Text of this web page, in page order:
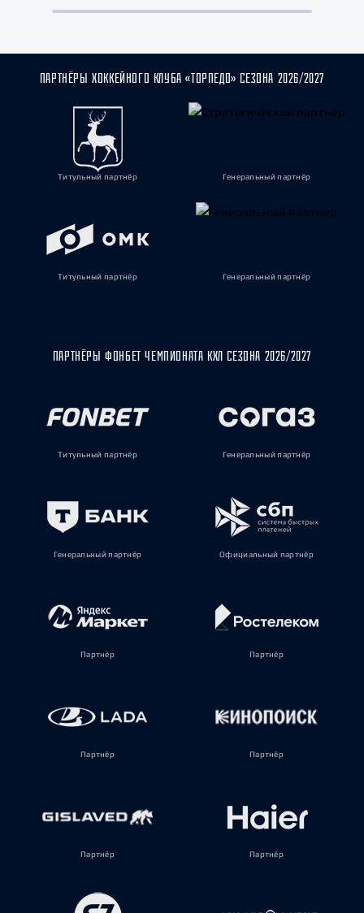
ПАРТНЁРЫ ХОККЕЙНОГО КЛУБА «ТОРПЕДО» СЕЗОНА 2026/2027
Титульный партнёр Генеральный партнёр
Титульный партнёр Генеральный партнёр
ПАРТНЁРЫ ФОНБЕТ ЧЕМПИОНАТА КХЛ СЕЗОНА 2026/2027
Титульный партнёр Генеральный партнёр
Генеральный партнёр Официальный партнёр
Партнёр Партнёр
Партнёр Партнёр
Партнёр Партнёр